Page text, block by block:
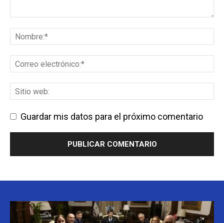
Guardar mis datos para el próximo comentario